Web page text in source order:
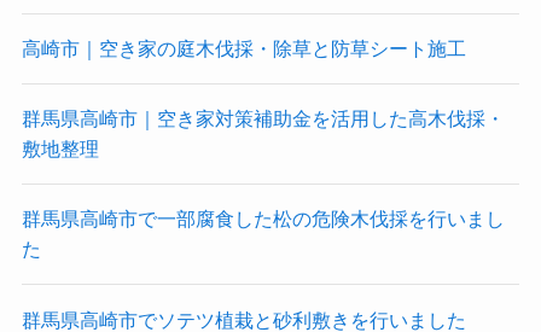
高崎市｜空き家の庭木伐採・除草と防草シート施工
群馬県高崎市｜空き家対策補助金を活用した高木伐採・
敷地整理
群馬県高崎市で一部腐食した松の危険木伐採を行いまし
た
群馬県高崎市でソテツ植栽と砂利敷きを行いました